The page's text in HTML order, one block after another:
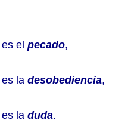
el pecado,
la desobediencia,
la duda.